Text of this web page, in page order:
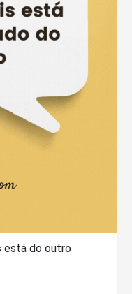
está do outro